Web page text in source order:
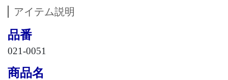
アイテム説明
品番
021-0051
商品名